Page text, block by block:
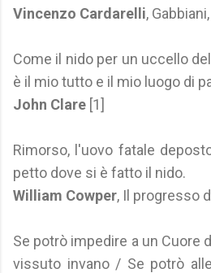
Vincenzo Cardarelli,
Come il nido per un uccello
è il mio tutto e il mio luogo di
John Clare [1]
Rimorso, l'uovo fatale
petto dove si è fatto il nido.
William Cowper, Il progresso
Se potrò impedire a un Cuore
vissuto invano / Se potrò